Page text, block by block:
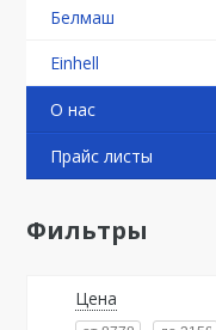
Белмаш
Einhell
О нас
Прайс листы
Фильтры
Цена